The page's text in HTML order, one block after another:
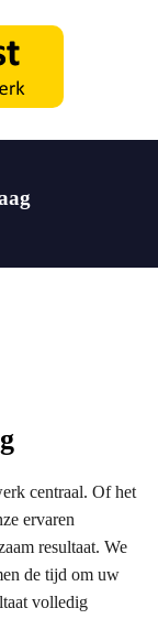
centraal. Of het
ervaren
resultaat. We
de tijd om uw
volledig